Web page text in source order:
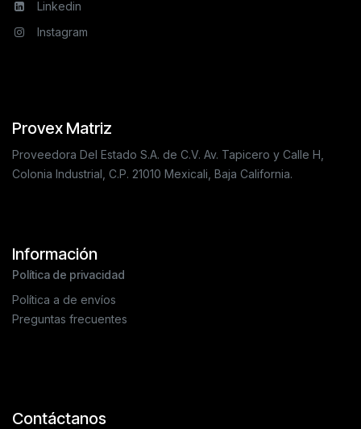
Linkedin
Instagram
Provex Matriz
Proveedora Del Estado S.A. de C.V. Av. Tapicero y Calle H,
Colonia Industrial, C.P. 21010 Mexicali, Baja California.
Información
Política de privacidad
Política a de envíos
Preguntas frecuentes
Contáctanos